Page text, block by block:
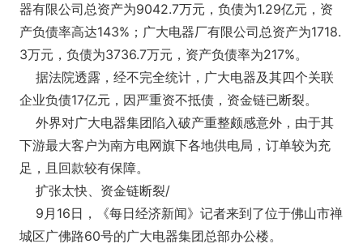
器有限公司总资产为9042.7万元，负债为1.29亿元，资
产负债率高达143%；广大电器厂有限公司总资产为1718.
3万元，负债为3736.7万元，资产负债率为217%。
据法院透露，经不完全统计，广大电器及其四个关联
企业负债17亿元，因严重资不抵债，资金链已断裂。
外界对广大电器集团陷入破产重整颇感意外，由于其
下游最大客户为南方电网旗下各地供电局，订单较为充
足，且回款较有保障。
扩张太快、资金链断裂/
9月16日，《每日经济新闻》记者来到了位于佛山市禅
城区广佛路60号的广大电器集团总部办公楼。